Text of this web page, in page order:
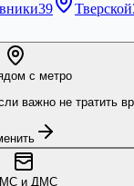
39 Тверской
с метро
важно не тратить
и ДМС